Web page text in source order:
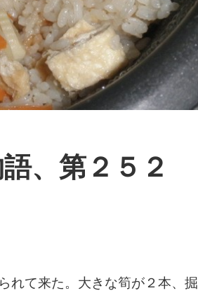
、第２５２
れて来た。大きな筍が２本、掘